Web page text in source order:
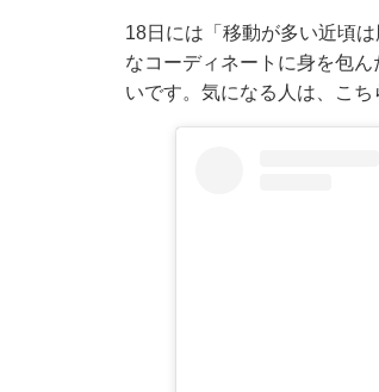
18日には「移動が多い近頃
なコーディネートに身を包
いです。気になる人は、こち